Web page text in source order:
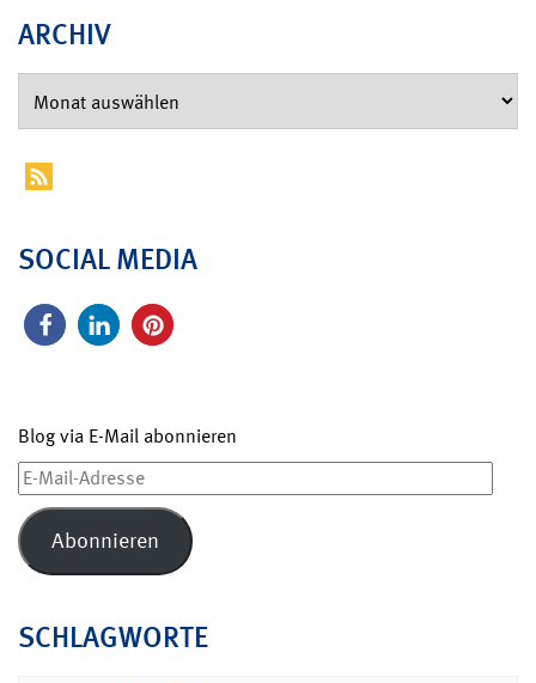
ARCHIV
SOCIAL MEDIA
Blog via E-Mail abonnieren
E-
Mail-
Adresse
Abonnieren
SCHLAGWORTE